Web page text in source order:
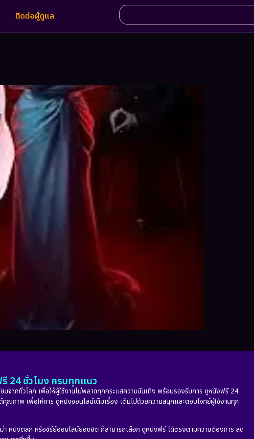
ติดต่อผู้ดูแล
24 ชั่วโมง ครบทุกแนว
ากทั่วโลก เพื่อให้ผู้ใช้งานไม่พลาดทุกกระแสความบันเทิง พร้อมรองรับการ ดูหนังฟรี 24
ณภาพ เพื่อให้การ ดูหนังออนไลน์เต็มเรื่อง เต็มไปด้วยความสนุกและตอบโจทย์ผู้ใช้งานทุก
า หนังตลก หรือซีรีย์ออนไลน์ยอดฮิต ก็สามารถเลือก ดูหนังฟรี ได้ตรงตามความต้องการ ลด